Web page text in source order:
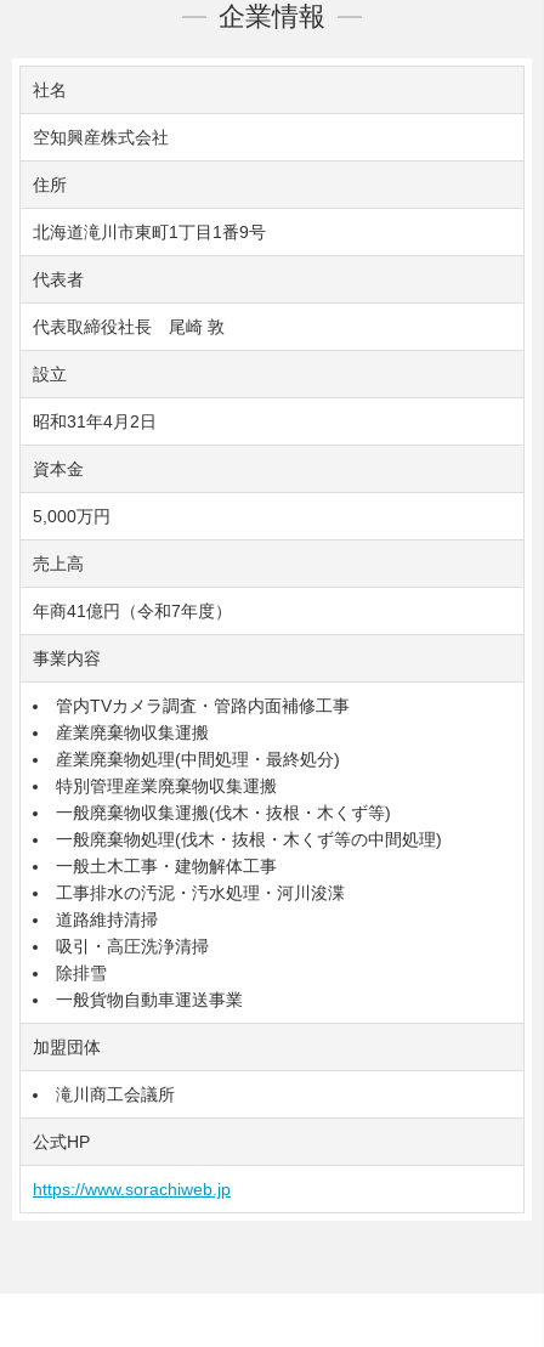
企業情報
社名
空知興産株式会社
住所
北海道滝川市東町1丁目1番9号
代表者
代表取締役社長 尾崎 敦
設立
昭和31年4月2日
資本金
5,000万円
売上高
年商41億円（令和7年度）
事業内容
管内TVカメラ調査・管路内面補修工事
産業廃棄物収集運搬
産業廃棄物処理(中間処理・最終処分)
特別管理産業廃棄物収集運搬
一般廃棄物収集運搬(伐木・抜根・木くず等)
一般廃棄物処理(伐木・抜根・木くず等の中間処理)
一般土木工事・建物解体工事
工事排水の汚泥・汚水処理・河川浚渫
道路維持清掃
吸引・高圧洗浄清掃
除排雪
一般貨物自動車運送事業
加盟団体
滝川商工会議所
公式HP
https://www.sorachiweb.jp